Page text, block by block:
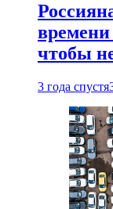
времени
чтобы
3 года спустя